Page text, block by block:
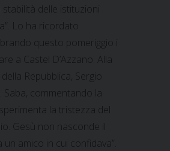
delle istituzioni
Lo ha ricordato
questo pomeriggio i
a Castel D’Azzano. Alla
Repubblica, Sergio
Saba, commentando la
la tristezza del
Gesù non nasconde il
amico in cui confidava”.